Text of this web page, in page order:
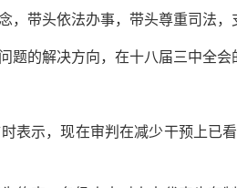
，带头依法办事，带头尊重司法
的解决方向，在十八届三中全会
表示，现在审判在减少干预上已